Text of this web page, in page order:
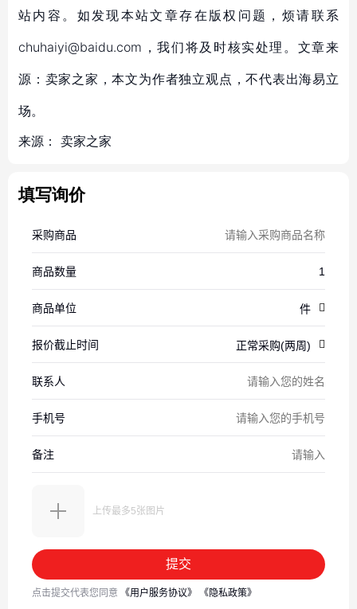
站内容。如发现本站文章存在版权问题，烦请联系
chuhaiyi@baidu.com，我们将及时核实处理。文章来
源：卖家之家，本文为作者独立观点，不代表出海易立
场。
来源： 卖家之家
填写询价